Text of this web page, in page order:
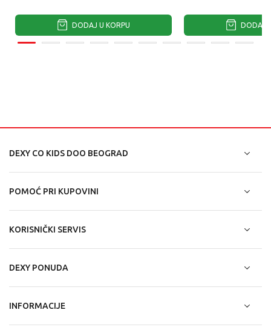
DODAJ U KORPU DODAJ
DEXY CO KIDS DOO BEOGRAD
POMOĆ PRI KUPOVINI
KORISNIČKI SERVIS
DEXY PONUDA
INFORMACIJE